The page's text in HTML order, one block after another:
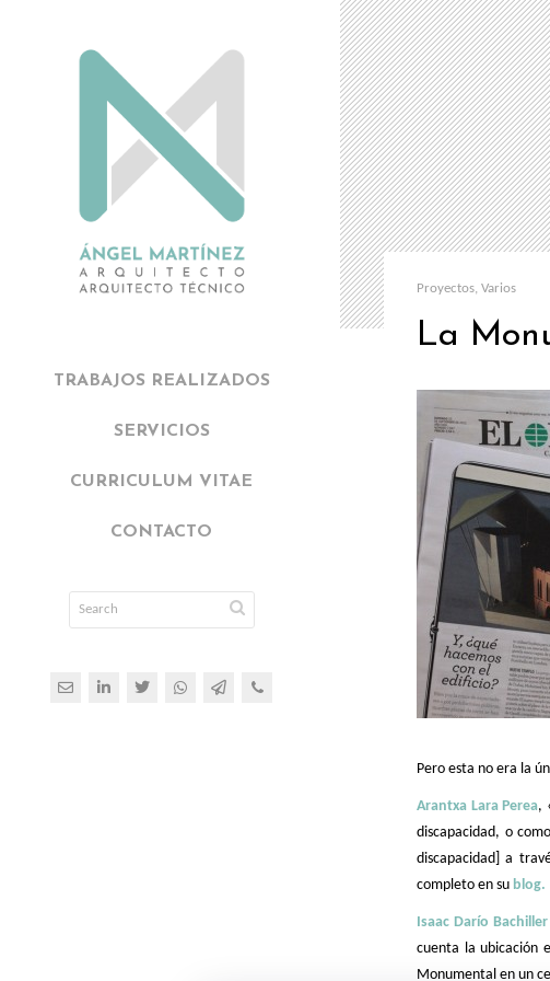
TRABAJOS REALIZADOS
SERVICIOS
CURRICULUM VITAE
CONTACTO
Proyectos, Varios
La
Pero esta no era la
Arantxa Lara Perea,
discapacidad, o
discapacidad] a
completo en su blog.
Isaac Darío
cuenta la ubicación
Monumental en un